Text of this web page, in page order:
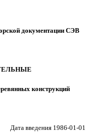
документации СЭВ
конструкций
Дата введения 1986-01-01